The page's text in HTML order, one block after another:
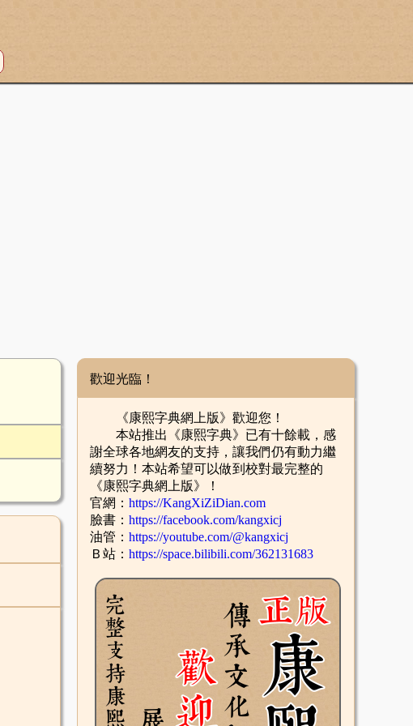
歡迎光臨！
《康熙字典網上版》歡迎您！
本站推出《康熙字典》已有十餘載，感
謝全球各地網友的支持，讓我們仍有動力繼
續努力！本站希望可以做到校對最完整的
《康熙字典網上版》！
官網： https://KangXiZiDian.com
臉書： https://facebook.com/kangxicj
油管： https://youtube.com/@kangxicj
Ｂ站： https://space.bilibili.com/362131683